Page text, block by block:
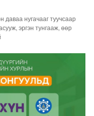
нугачааг туучсаар
эргэн тунгааж, өөр